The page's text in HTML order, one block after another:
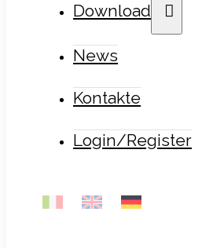
Download
News
Kontakte
Login/Register